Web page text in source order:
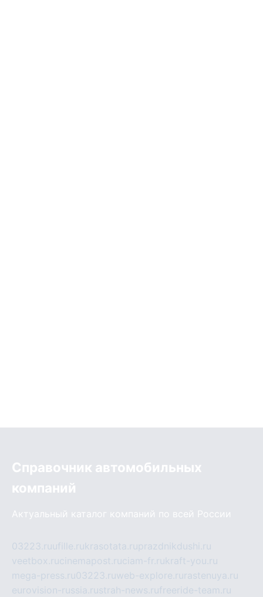
Справочник автомобильных
компаний
Актуальный каталог компаний по всей России
03223.ruufille.rukrasotata.ruprazdnikdushi.ru
veetbox.rucinemapost.ruciam-fr.rukraft-you.ru
mega-press.ru03223.ruweb-explore.ru rastenuya.ru
eurovision-russia.rustrah-news.rufreeride-team.ru